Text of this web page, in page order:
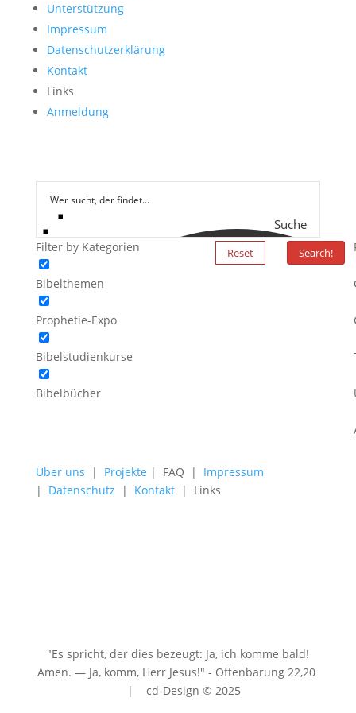
Unterstützung
Impressum
Datenschutzerklärung
Kontakt
Links
Anmeldung
Suche
Filter by Kategorien
Bibelthemen
Prophetie-Expo
Bibelstudienkurse
Bibelbücher
Reset Search!
Über uns | Projekte | FAQ | Impressum
| Datenschutz | Kontakt| Links
"Es spricht, der dies bezeugt: Ja, ich komme bald!
Amen. — Ja, komm, Herr Jesus!" - Offenbarung 22,20
| cd-Design © 2025